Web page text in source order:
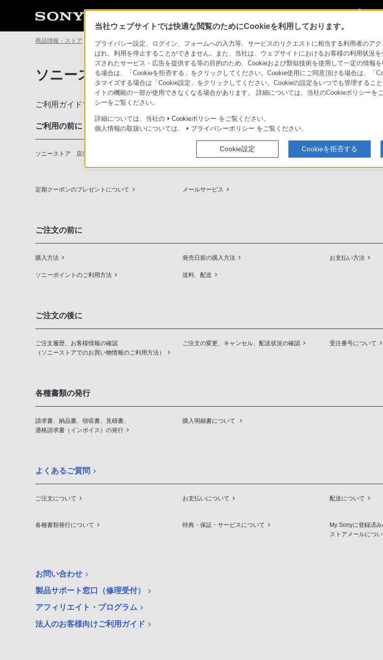
商品情報・ストア ソニーストアについて ソニーストアのご利用ガイド
ソニーストアのご利用ガイド
ご利用ガイドでは、ソニーストアのご利用方法・サービスに関しまとめてご案内しております。
ご利用の前に
ソニーストア 店舗のご案内 ソニーショップ（ソニーストア取次店）のご案内 My Sonyでの購入に
定期クーポンのプレゼントについて メールサービス
ご注文の前に
購入方法 発売日前の購入方法 お支払い方法
ソニーポイントのご利用方法 送料、配送
ご注文の後に
ご注文履歴、お客様情報の確認
（ソニーストアでのお買い物情報のご利用方法）
ご注文の変更、キャンセル、配送状況の確認 受注番号について
各種書類の発行
請求書、納品書、領収書、見積書、
適格請求書（インボイス）の発行
購入明細書について
よくあるご質問
ご注文について お支払いについて 配送について
各種書類発行について 特典・保証・サービスについて
My Sonyに登録済み
ストアメールにつ
お問い合わせ
製品サポート窓口（修理受付）
アフィリエイト・プログラム
法人のお客様向けご利用ガイド
当社ウェブサイトでは快適な閲覧のためにCookieを利用しております。
プライバシー設定、ログイン、フォームへの入力等、サービスのリクエストに相当する利用者のア
ばれ、利用を停止することができません。また、当社は、ウェブサイトにおけるお客様の利用状況
ズされたサービス・広告を提供する等の目的のため、Cookieおよび類似技術を使用して一定の情報
る場合は、「Cookieを拒否する」をクリックしてください。Cookie使用にご同意頂ける場合は、「
タマイズする場合は「Cookie設定」をクリックしてください。Cookieの設定をいつでも管理するこ
イトの機能の一部が使用できなくなる場合があります。 詳細については、当社のCookieポリシーを
シーをご覧ください。
詳細については、当社の Cookieポリシー をご覧ください。
個人情報の取扱いについては、
プライバシーポリシー をご覧ください。
Cookie設定 Cookieを拒否する